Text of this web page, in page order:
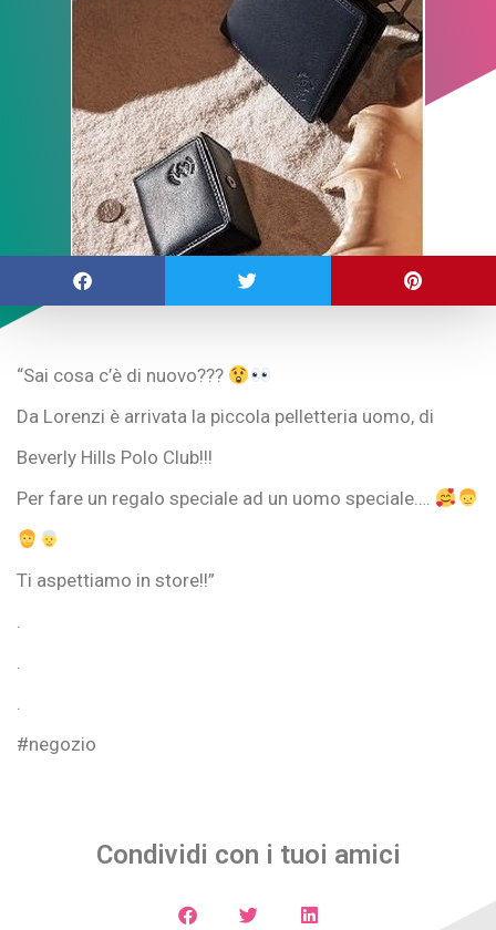
“Sai cosa c’è di nuovo???
Da Lorenzi è arrivata la piccola pelletteria uomo, di
Beverly Hills Polo Club!!!
Per fare un regalo speciale ad un uomo speciale….
Ti aspettiamo in store!!”
#negozio
Condividi con i tuoi amici